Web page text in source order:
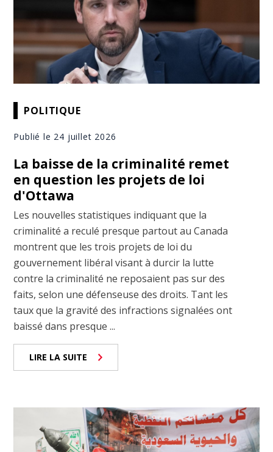
POLITIQUE
Publié le 24 juillet 2026
La baisse de la criminalité remet
en question les projets de loi
d'Ottawa
Les nouvelles statistiques indiquant que la
criminalité a reculé presque partout au Canada
montrent que les trois projets de loi du
gouvernement libéral visant à durcir la lutte
contre la criminalité ne reposaient pas sur des
faits, selon une défenseuse des droits. Tant les
taux que la gravité des infractions signalées ont
baissé dans presque ...
LIRE LA SUITE